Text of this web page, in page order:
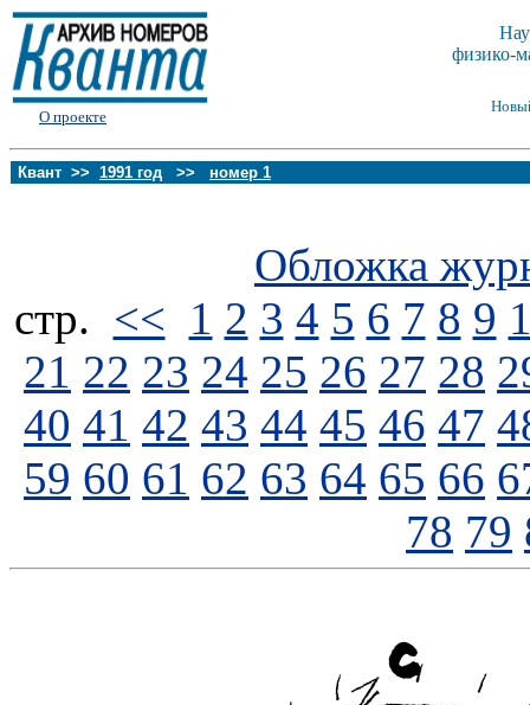
О проекте
физико-
Квант >> 1991 год >> номер 1
Обложка
стp. << 1 2 3 4 5 6 7 8 9
21 22 23 24 25 26 27 28
40 41 42 43 44 45 46 47
59 60 61 62 63 64 65 66
78 79